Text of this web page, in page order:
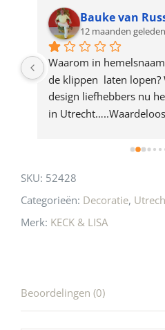
product
Bauke van
12 maanden geleden
Waarom in
de klippen  laten
design liefhebbers nu
in
SKU: 52428
Categorieën: Decoratie,
Merk: KECK & LISA
Beoordelingen (0)